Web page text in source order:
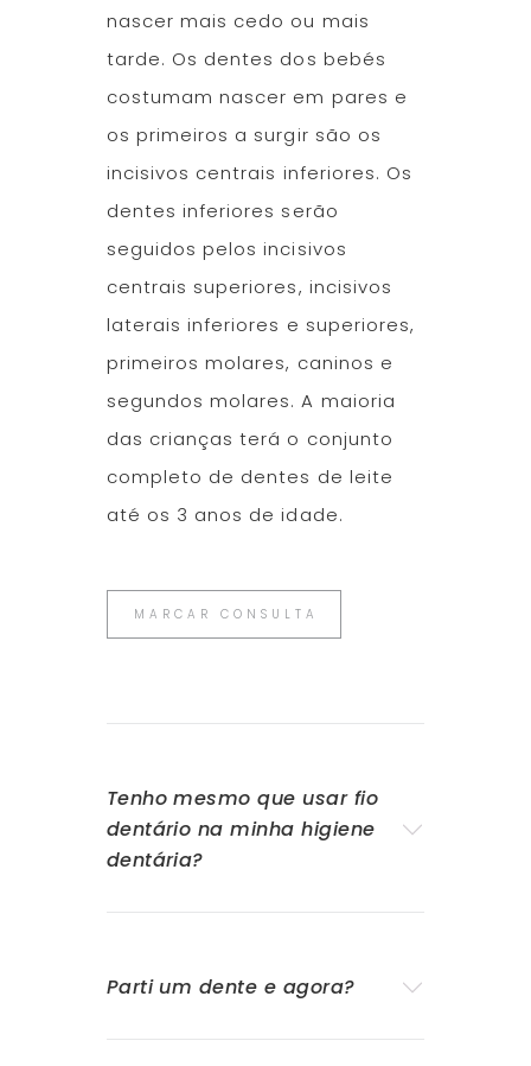
nascer mais cedo ou mais
tarde. Os dentes dos bebés
costumam nascer em pares e
os primeiros a surgir são os
incisivos centrais inferiores. Os
dentes inferiores serão
seguidos pelos incisivos
centrais superiores, incisivos
laterais inferiores e superiores,
primeiros molares, caninos e
segundos molares. A maioria
das crianças terá o conjunto
completo de dentes de leite
até os 3 anos de idade.
MARCAR CONSULTA
Tenho mesmo que usar fio
dentário na minha higiene
dentária?
Parti um dente e agora?